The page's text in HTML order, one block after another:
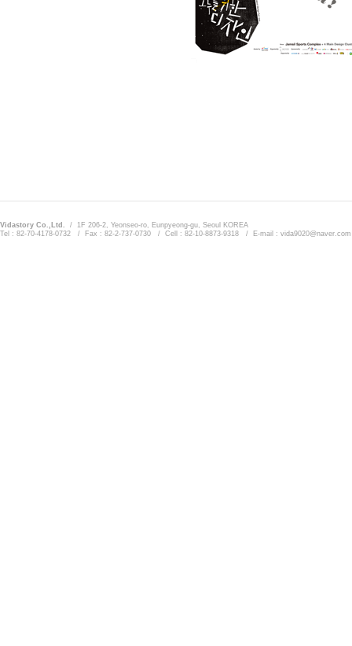
Vidastory Co.,Ltd. / 1F 206-2, Yeonseo-ro, Eunpyeong-gu, Seoul KOREA
Tel : 82-70-4178-0732 / Fax : 82-2-737-0730 / Cell : 82-10-8873-9318 / E-mail : vida9020@naver.com